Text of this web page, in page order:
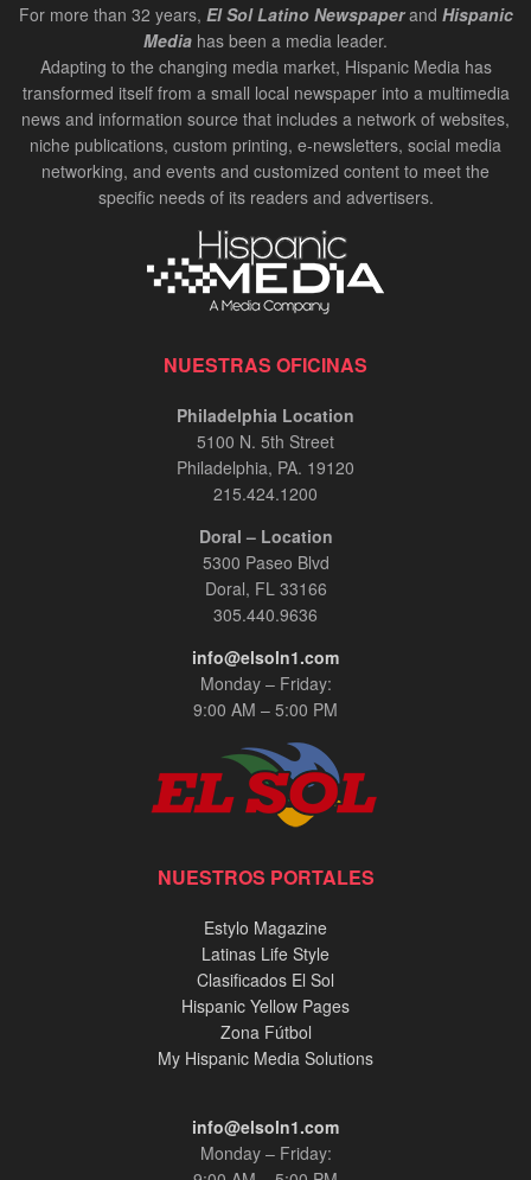
For more than 32 years, El Sol Latino Newspaperand Hispanic
Media has been a media leader.
Adapting to the changing media market, Hispanic Media has
transformed itself from a small local newspaper into a multimedia
news and information source that includes a network of websites,
niche publications, custom printing, e-newsletters, social media
networking, and events and customized content to meet the
specific needs of its readers and advertisers.
NUESTRAS OFICINAS
Philadelphia Location
5100 N. 5th Street
Philadelphia, PA. 19120
215.424.1200
Doral – Location
5300 Paseo Blvd
Doral, FL 33166
305.440.9636
info@elsoln1.com
Monday – Friday:
9:00 AM – 5:00 PM
NUESTROS PORTALES
Estylo Magazine
Latinas Life Style
Clasificados El Sol
Hispanic Yellow Pages
Zona Fútbol
My Hispanic Media Solutions
info@elsoln1.com
Monday – Friday: